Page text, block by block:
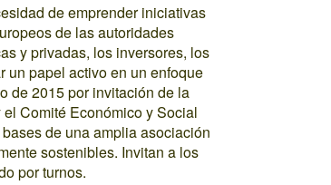
de emprender iniciativas
de las autoridades
y privadas, los inversores, los
un papel activo en un enfoque
de 2015 por invitación de la
Comité Económico y Social
de una amplia asociación
sostenibles. Invitan a los
por turnos.